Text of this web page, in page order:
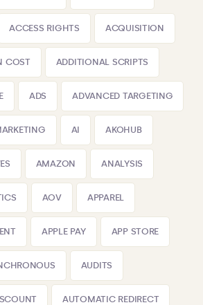
ACCESS RIGHTS ACQUISITION
COST ADDITIONAL SCRIPTS
ADS ADVANCED TARGETING
AI AKOHUB
AMAZON ANALYSIS
AOV APPAREL
APPLE PAY APP STORE
AUDITS
AUTOMATIC REDIRECT